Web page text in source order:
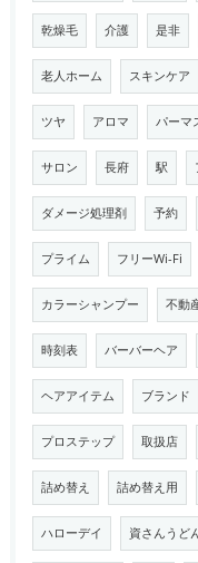
乾燥毛 介護 是非
老人ホーム スキンケア
ツヤ アロマ パーマ
サロン 長府 駅
ダメージ処理剤 予約
プライム フリーWi-Fi
カラーシャンプー 不動
時刻表 バーバーヘア
ヘアアイテム ブランド
プロステップ 取扱店
詰め替え 詰め替え用
ハローデイ 資さんうど